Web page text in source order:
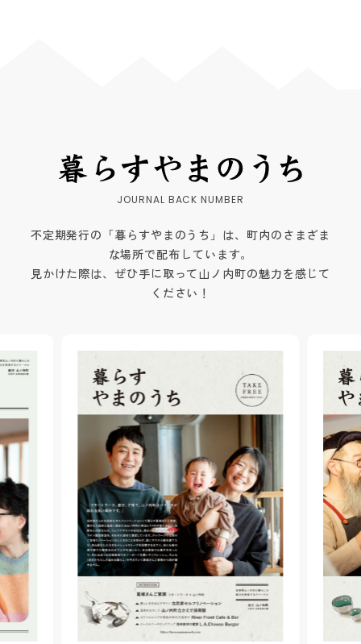
不定期発行の「暮らすやまのうち」は、町内のさまざま
な場所で配布しています。
見かけた際は、ぜひ手に取って山ノ内町の魅力を感じて
ください！